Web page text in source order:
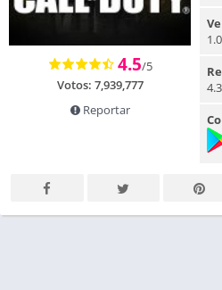
4.5/5
Votos: 7,939,777
Reportar